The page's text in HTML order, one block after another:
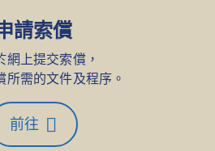
請索償
網上提交索償，
所需的文件及程序。
前往